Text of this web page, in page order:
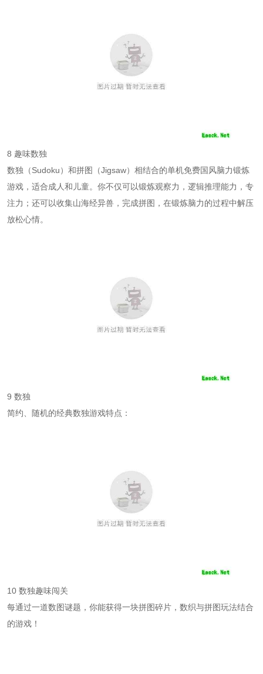
8 趣味数独
数独（Sudoku）和拼图（Jigsaw）相结合的单机免费国风脑力锻炼
游戏，适合成人和儿童。你不仅可以锻炼观察力，逻辑推理能力，专
注力；还可以收集山海经异兽，完成拼图，在锻炼脑力的过程中解压
放松心情。
9 数独
简约、随机的经典数独游戏特点：
10 数独趣味闯关
每通过一道数图谜题，你能获得一块拼图碎片，数织与拼图玩法结合
的游戏！